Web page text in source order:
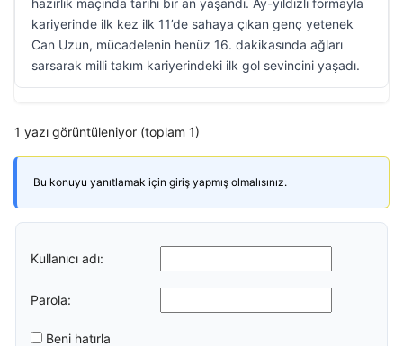
hazırlık maçında tarihi bir an yaşandı. Ay-yıldızlı formayla
kariyerinde ilk kez ilk 11’de sahaya çıkan genç yetenek
Can Uzun, mücadelenin henüz 16. dakikasında ağları
sarsarak milli takım kariyerindeki ilk gol sevincini yaşadı.
1 yazı görüntüleniyor (toplam 1)
Bu konuyu yanıtlamak için giriş yapmış olmalısınız.
Kullanıcı adı:
Parola:
Beni hatırla